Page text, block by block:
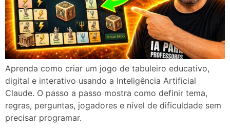
Aprenda como criar um jogo de tabuleiro educativo,
digital e interativo usando a Inteligência Artificial
Claude. O passo a passo mostra como definir tema,
regras, perguntas, jogadores e nível de dificuldade sem
precisar programar.